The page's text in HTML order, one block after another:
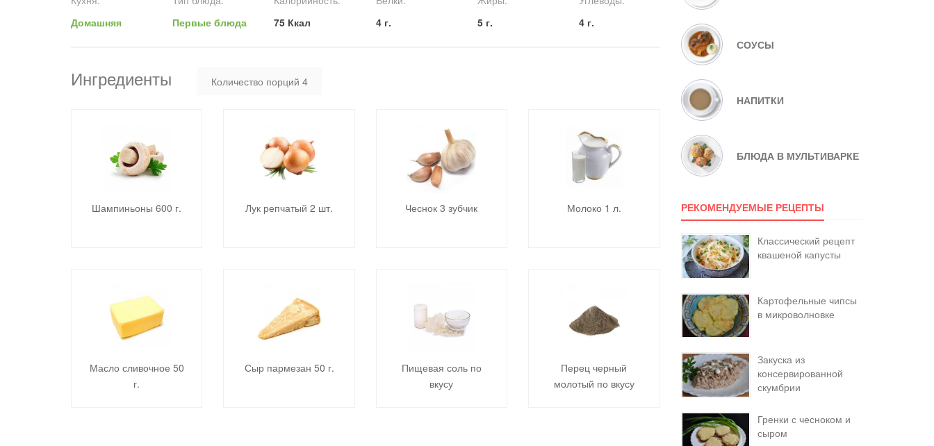
Домашняя
Первые блюда
75 Ккал
4 г.
5 г.
4 г.
Ингредиенты Количество порций 4
Шампиньоны 600 г. Лук репчатый 2 шт. Чеснок 3 зубчик Молоко 1 л.
Масло сливочное 50
г.
Сыр пармезан 50 г.
Пищевая соль по
вкусу
Перец черный
молотый по вкусу
СОУСЫ
НАПИТКИ
БЛЮДА В МУЛЬТИВАРКЕ
РЕКОМЕНДУЕМЫЕ РЕЦЕПТЫ
Классический рецепт
квашеной капусты
Картофельные чипсы
в микроволновке
Закуска из
консервированной
скумбрии
Гренки с чесноком и
сыром